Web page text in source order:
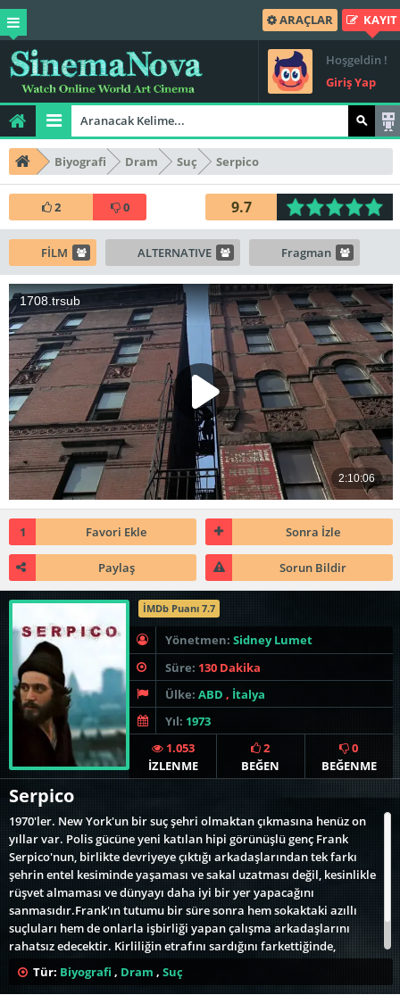
ARAÇLAR KAYIT
Hoşgeldin !
Giriş Yap
Biyografi Dram Suç Serpico
2 0 9.7
FİLM ALTERNATIVE Fragman
1 Favori Ekle Sonra İzle
Paylaş Sorun Bildir
İMDb Puanı 7.7
Yönetmen: Sidney Lumet
Süre: 130 Dakika
Ülke: ABD , İtalya
Yıl: 1973
1.053
İZLENME
2
BEĞEN
0
BEĞENME
Serpico
1970'ler. New York'un bir suç şehri olmaktan çıkmasına henüz on
yıllar var. Polis gücüne yeni katılan hipi görünüşlü genç Frank
Serpico'nun, birlikte devriyeye çıktığı arkadaşlarından tek farkı
şehrin entel kesiminde yaşaması ve sakal uzatması değil, kesinlikle
rüşvet almaması ve dünyayı daha iyi bir yer yapacağını
sanmasıdır.Frank'ın tutumu bir süre sonra hem sokaktaki azıllı
suçluları hem de onlarla işbirliği yapan çalışma arkadaşlarını
rahatsız edecektir. Kirliliğin etrafını sardığını farkettiğinde,
kokuşmuşluğun uzandığı yerleri görüp dehşete kapılacak ve kendi
hayatının da tehlikede olduğunu anlayacaktır.
Tür: Biyografi , Dram , Suç